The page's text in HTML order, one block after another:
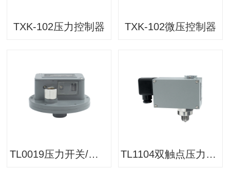
TXK-102压力控制器 TXK-102微压控制器
TL0019压力开关/压力控制器 TL1104双触点压力开关/压力控制器